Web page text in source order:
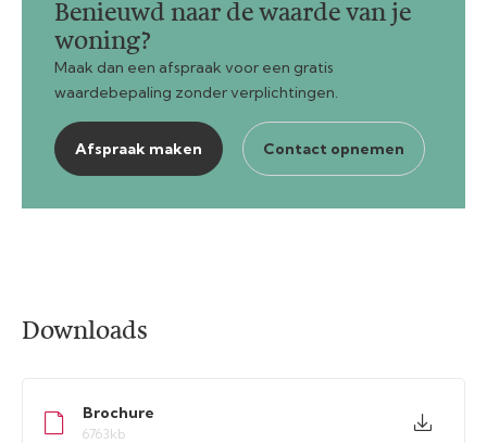
Benieuwd naar de waarde van je
woning?
Maak dan een afspraak voor een gratis
waardebepaling zonder verplichtingen.
Afspraak maken Contact opnemen
Downloads
Brochure
6763kb